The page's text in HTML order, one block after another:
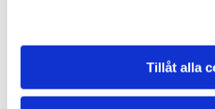
Tillåt alla
jurister. Vi är här för att ge
servicen online och offline.